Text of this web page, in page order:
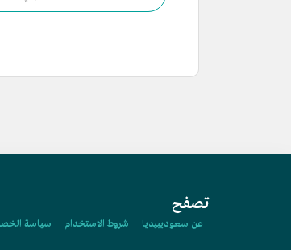
تصفح
عن سعوديبيديا شروط الاستخدام سياسة